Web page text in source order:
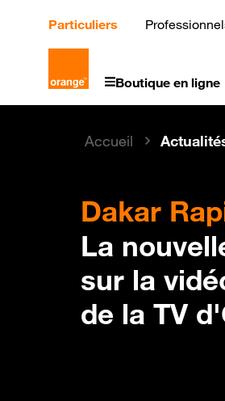
Particuliers
Boutique en ligne
Accueil
Dakar
La
sur la
de la TV